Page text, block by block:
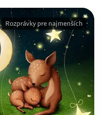
Rozprávky pre najmenších